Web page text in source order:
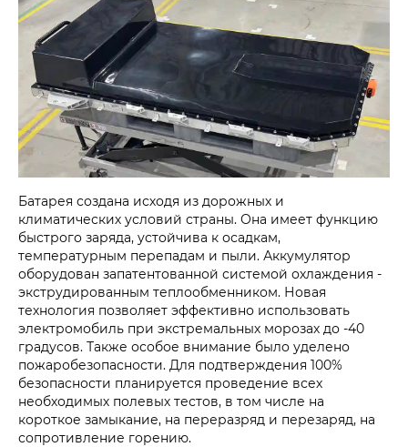
Батарея создана исходя из дорожных и
климатических условий страны. Она имеет функцию
быстрого заряда, устойчива к осадкам,
температурным перепадам и пыли. Аккумулятор
оборудован запатентованной системой охлаждения -
экструдированным теплообменником. Новая
технология позволяет эффективно использовать
электромобиль при экстремальных морозах до -40
градусов. Также особое внимание было уделено
пожаробезопасности. Для подтверждения 100%
безопасности планируется проведение всех
необходимых полевых тестов, в том числе на
короткое замыкание, на переразряд и перезаряд, на
сопротивление горению.